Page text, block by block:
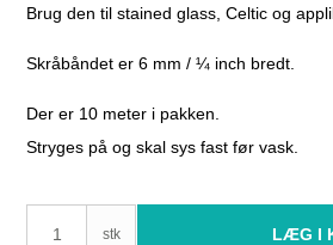
Brug den til stained glass, Celtic og
Skråbåndet er 6 mm / ¼ inch bredt.
Der er 10 meter i pakken.
Stryges på og skal sys fast før vask.
stk LÆG I